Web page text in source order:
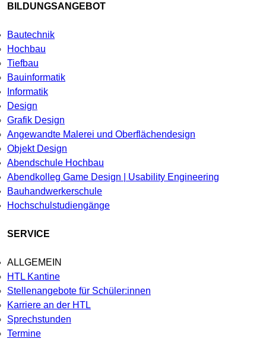
BILDUNGSANGEBOT
Bautechnik
Hochbau
Tiefbau
Bauinformatik
Informatik
Design
Grafik Design
Angewandte Malerei und Oberflächendesign
Objekt Design
Abendschule Hochbau
Abendkolleg Game Design | Usability Engineering
Bauhandwerkerschule
Hochschulstudiengänge
SERVICE
ALLGEMEIN
HTL Kantine
Stellenangebote für Schüler:innen
Karriere an der HTL
Sprechstunden
Termine